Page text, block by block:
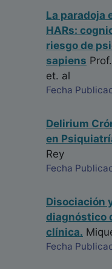
La paradoja
HARs:
riesgo de
sapiens
et. al
Fecha
Delirium
en
Rey
Fecha
Disociación
diagnóstico
clínica.
Fecha